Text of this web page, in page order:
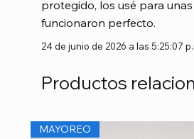
protegido, los usé para
funcionaron perfecto.
24 de junio de 2026 a las 5:25:07
Productos
MAYOREO